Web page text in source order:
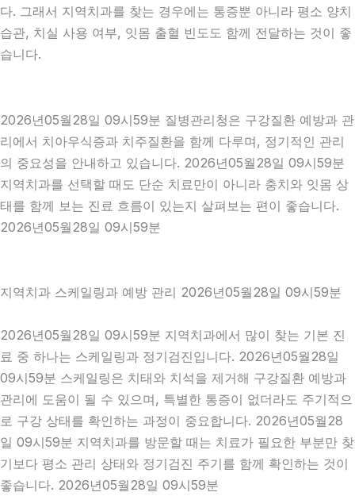
다. 그래서 지역치과를 찾는 경우에는 통증뿐 아니라 평소 양치
습관, 치실 사용 여부, 잇몸 출혈 빈도도 함께 전달하는 것이 좋
습니다.
2026년05월28일 09시59분 질병관리청은 구강질환 예방과 관
리에서 치아우식증과 치주질환을 함께 다루며, 정기적인 관리
의 중요성을 안내하고 있습니다. 2026년05월28일 09시59분
지역치과를 선택할 때도 단순 치료만이 아니라 충치와 잇몸 상
태를 함께 보는 진료 흐름이 있는지 살펴보는 편이 좋습니다.
2026년05월28일 09시59분
지역치과 스케일링과 예방 관리 2026년05월28일 09시59분
2026년05월28일 09시59분 지역치과에서 많이 찾는 기본 진
료 중 하나는 스케일링과 정기검진입니다. 2026년05월28일
09시59분 스케일링은 치태와 치석을 제거해 구강질환 예방과
관리에 도움이 될 수 있으며, 특별한 통증이 없더라도 주기적으
로 구강 상태를 확인하는 과정이 중요합니다. 2026년05월28
일 09시59분 지역치과를 방문할 때는 치료가 필요한 부분만 찾
기보다 평소 관리 상태와 정기검진 주기를 함께 확인하는 것이
좋습니다. 2026년05월28일 09시59분